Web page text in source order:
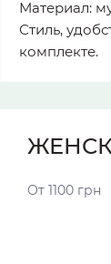
Материал:
Стиль,
комплекте.
От 1100 грн